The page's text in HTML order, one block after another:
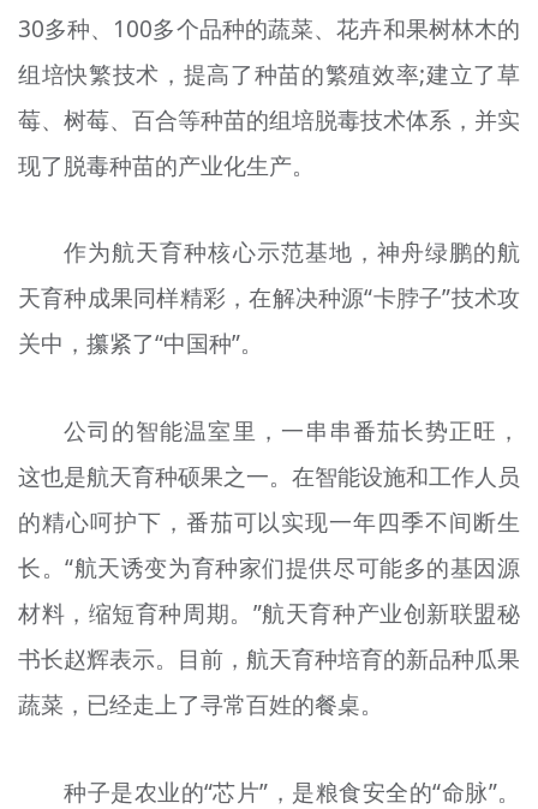
30多种、100多个品种的蔬菜、花卉和果树林木的
组培快繁技术，提高了种苗的繁殖效率;建立了草
莓、树莓、百合等种苗的组培脱毒技术体系，并实
现了脱毒种苗的产业化生产。
作为航天育种核心示范基地，神舟绿鹏的航
天育种成果同样精彩，在解决种源“卡脖子”技术攻
关中，攥紧了“中国种”。
公司的智能温室里，一串串番茄长势正旺，
这也是航天育种硕果之一。在智能设施和工作人员
的精心呵护下，番茄可以实现一年四季不间断生
长。“航天诱变为育种家们提供尽可能多的基因源
材料，缩短育种周期。”航天育种产业创新联盟秘
书长赵辉表示。目前，航天育种培育的新品种瓜果
蔬菜，已经走上了寻常百姓的餐桌。
种子是农业的“芯片”，是粮食安全的“命脉”。